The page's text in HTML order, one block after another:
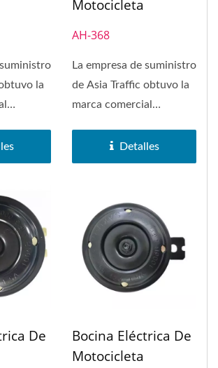
la
Motocicleta
AH-368
La empresa de suministro
de Asia Traffic obtuvo la
marca comercial
bocina...
Detalles
De
Bocina Eléctrica De
Motocicleta